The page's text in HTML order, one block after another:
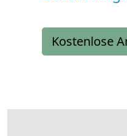
Kostenlose